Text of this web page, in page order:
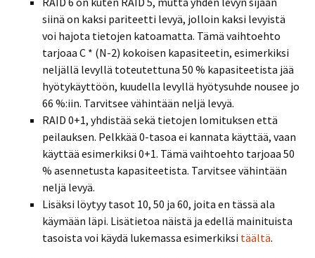
siinä on kaksi pariteetti levyä, jolloin kaksi levyistä
voi hajota tietojen katoamatta. Tämä vaihtoehto
tarjoaa C * (N-2) kokoisen kapasiteetin, esimerkiksi
neljällä levyllä toteutettuna 50 % kapasiteetista jää
hyötykäyttöön, kuudella levyllä hyötysuhde nousee jo
66 %:iin. Tarvitsee vähintään neljä levyä.
RAID 0+1, yhdistää sekä tietojen lomituksen että
peilauksen. Pelkkää 0-tasoa ei kannata käyttää, vaan
käyttää esimerkiksi 0+1. Tämä vaihtoehto tarjoaa 50
% asennetusta kapasiteetista. Tarvitsee vähintään
neljä levyä.
Lisäksi löytyy tasot 10, 50 ja 60, joita en tässä ala
käymään läpi. Lisätietoa näistä ja edellä mainituista
tasoista voi käydä lukemassa esimerkiksi täältä.